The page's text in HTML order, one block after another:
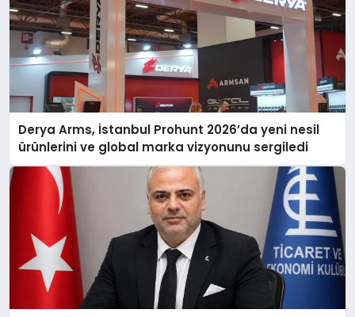
Derya Arms, İstanbul Prohunt 2026’da yeni nesil
ürünlerini ve global marka vizyonunu sergiledi